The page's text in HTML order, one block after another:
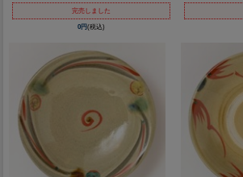
完売しました
0円(税込)